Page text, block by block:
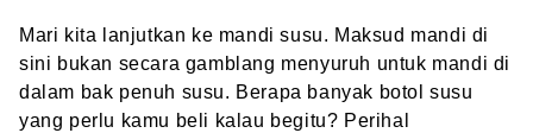
Mari kita lanjutkan ke mandi susu. Maksud mandi di
sini bukan secara gamblang menyuruh untuk mandi di
dalam bak penuh susu. Berapa banyak botol susu
yang perlu kamu beli kalau begitu? Perihal